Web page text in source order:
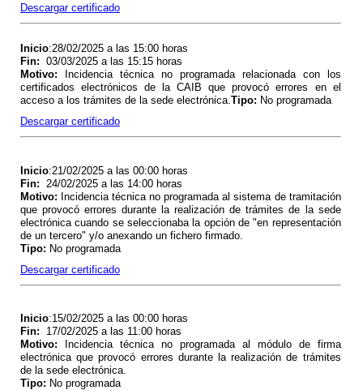
Descargar certificado
Inicio:28/02/2025 a las 15:00 horas
Fin: 03/03/2025 a las 15:15 horas
Motivo:
Incidencia técnica no programada relacionada con los
certificados electrónicos de la CAIB que provocó errores en el
acceso a los trámites de la sede electrónica.Tipo: No programada
Descargar certificado
Inicio:21/02/2025 a las 00:00 horas
Fin: 24/02/2025 a las 14:00 horas
Motivo: Incidencia técnica no programada al sistema de tramitación
que provocó errores durante la realización de trámites de la sede
electrónica cuando se seleccionaba la opción de "en representación
de un tercero" y/o anexando un fichero firmado.
Tipo: No programada
Descargar certificado
Inicio:15/02/2025 a las 00:00 horas
Fin:
17/02/2025 a las 11:00 horas
Motivo:
Incidencia técnica no programada al módulo de firma
electrónica que provocó errores durante la realización de trámites
de la sede electrónica.
Tipo: No programada